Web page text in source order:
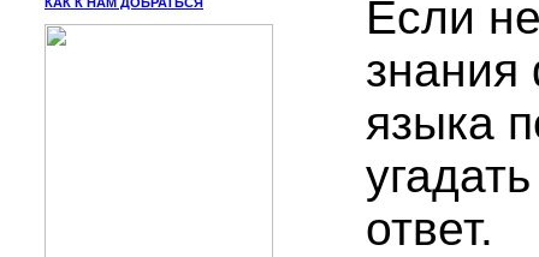
Если
знания
языка
ответ.